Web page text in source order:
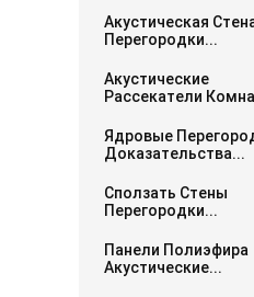
Акустическая
Перегородки...
Акустические
Рассекатели
Ядровые
Доказательства...
Сползать Стены
Перегородки...
Панели Полиэфира
Акустические...